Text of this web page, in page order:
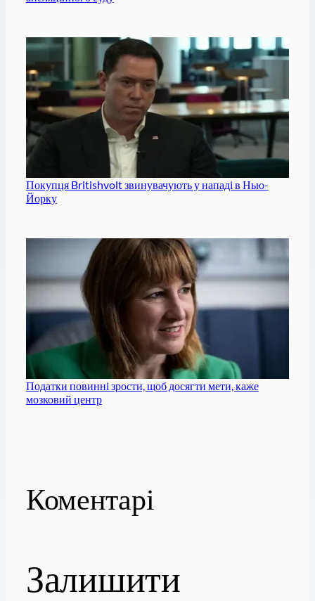
Покупця Britishvolt звинувачують у нападі в Нью-
Йорку
Податки повинні зрости, щоб досягти мети, каже
мозковий центр
Коментарі
Залишити